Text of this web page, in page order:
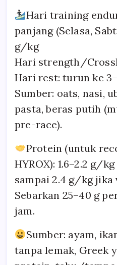
Hari training
panjang (Selasa,
g/kg
Hari strength/
Hari rest: turun ke
Sumber: oats, nasi,
pasta, beras putih
pre-race).
Protein (untuk
HYROX): 1.6–2.2 g/
sampai 2.4 g/kg jika
Sebarkan 25–40 g
jam.
Sumber: ayam,
tanpa lemak, Greek